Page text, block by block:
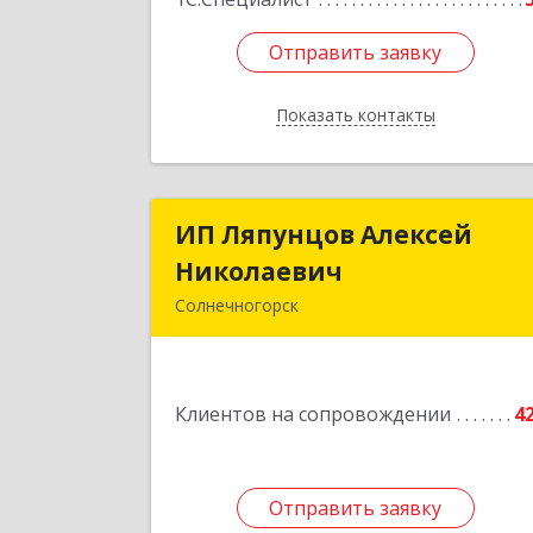
Отправить заявку
Показать контакты
Отправить заявку
Назад
ИП Ляпунцов Алексей
Николаевич
Солнечногорск
Клиентов на сопровождении
Отправить заявку
ИП Ляпунцов Алексей
Отправить заявку